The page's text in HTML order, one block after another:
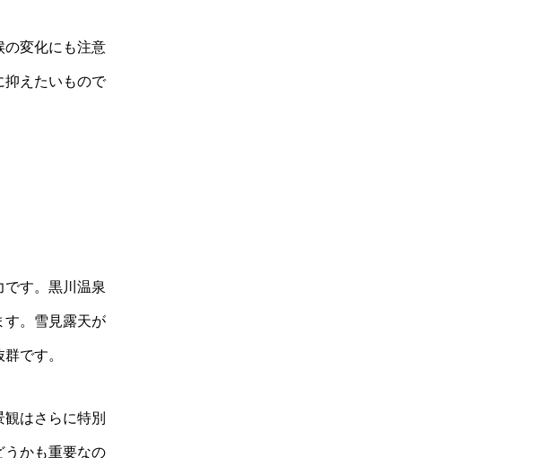
の変化にも注意
抑えたいもので
す。黒川温泉
す。雪見露天が
です。
はさらに特別
うかも重要なの